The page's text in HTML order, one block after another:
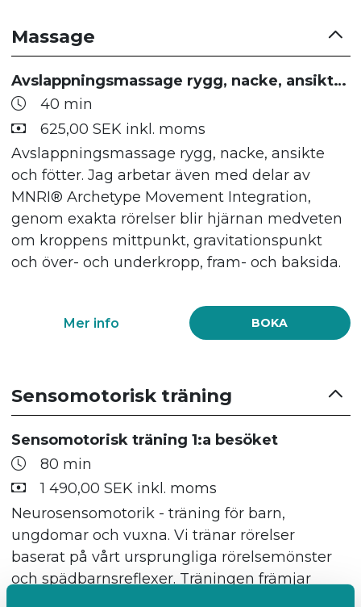
Massage
Avslappningsmassage rygg, nacke, ansikte och fötter
40 min
625,00 SEK inkl. moms
Avslappningsmassage rygg, nacke, ansikte
och fötter. Jag arbetar även med delar av
MNRI® Archetype Movement Integration,
genom exakta rörelser blir hjärnan medveten
om kroppens mittpunkt, gravitationspunkt
och över- och underkropp, fram- och baksida.
BOKA
Mer info
Sensomotorisk träning
Sensomotorisk träning 1:a besöket
80 min
1 490,00 SEK inkl. moms
Neurosensomotorik - träning för barn,
ungdomar och vuxna. Vi tränar rörelser
baserat på vårt ursprungliga rörelsemönster
och spädbarnsreflexer. Träningen främjar